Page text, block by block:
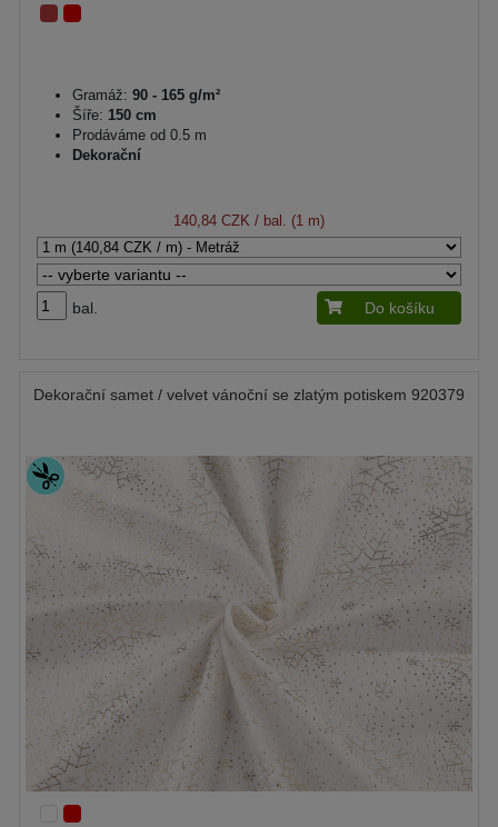
Gramáž: 90 - 165 g/m²
Šíře: 150 cm
Prodáváme od 0.5 m
Dekorační
140,84 CZK / bal. (1 m)
bal. Do košíku
Dekorační samet / velvet vánoční se zlatým potiskem 920379